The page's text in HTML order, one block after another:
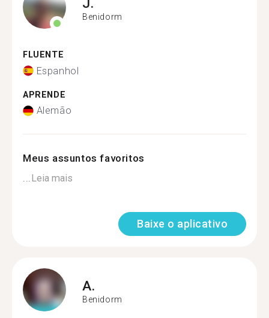
Benidorm
FLUENTE
Espanhol
APRENDE
Alemão
Meus assuntos favoritos
...Leia mais
Baixe o aplicativo
A.
Benidorm